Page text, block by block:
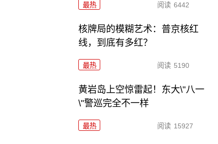
最热 阅读 6442
核牌局的模糊艺术：普京核红
线，到底有多红？
最热 阅读 5190
黄岩岛上空惊雷起！东大\"八一
\"警巡完全不一样
最热 阅读 15927